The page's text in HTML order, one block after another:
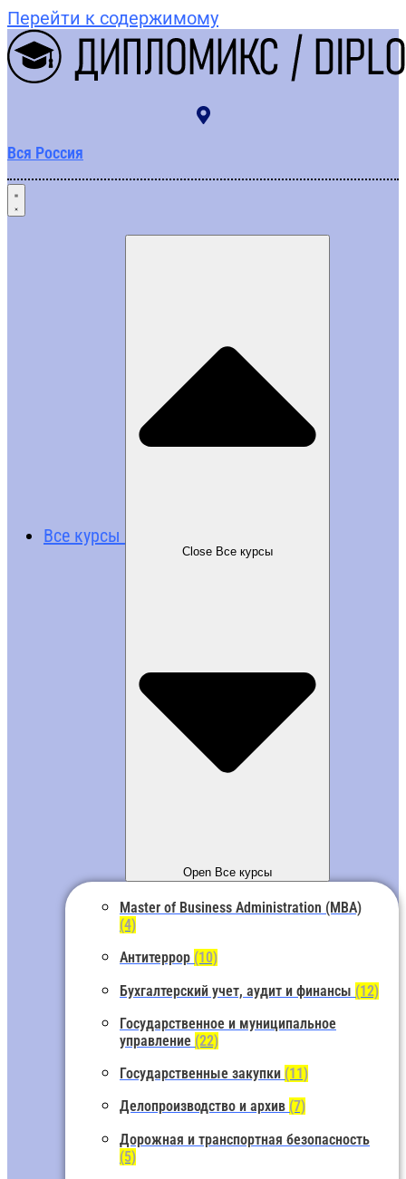
Перейти к содержимому
Вся Россия
Все курсы
Close Все курсы
Open Все курсы
Master of Business Administration (MBA)
(4)
Антитеррор (10)
Бухгалтерский учет, аудит и финансы (12)
Государственное и муниципальное
управление (22)
Государственные закупки (11)
Делопроизводство и архив (7)
Дорожная и транспортная безопасность
(5)